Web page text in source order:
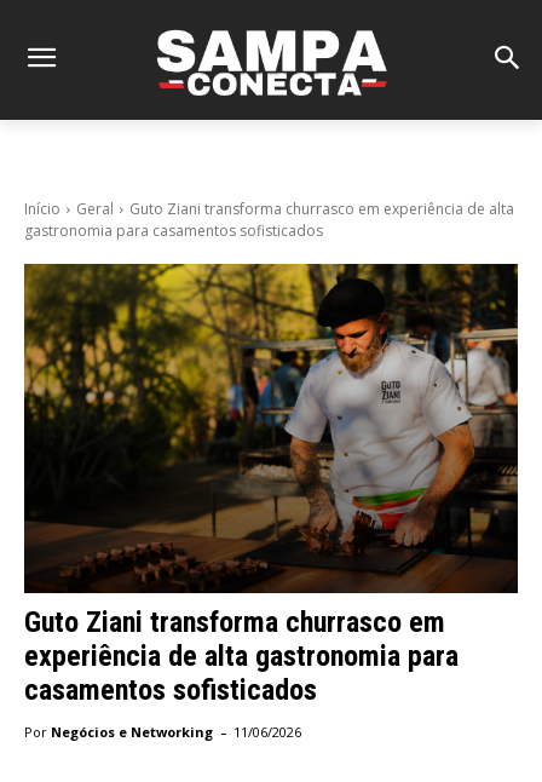
Início Geral
Guto Ziani transforma churrasco em experiência de alta
gastronomia para casamentos sofisticados
Guto Ziani transforma churrasco em
experiência de alta gastronomia para
casamentos sofisticados
Por Negócios e Networking - 11/06/2026